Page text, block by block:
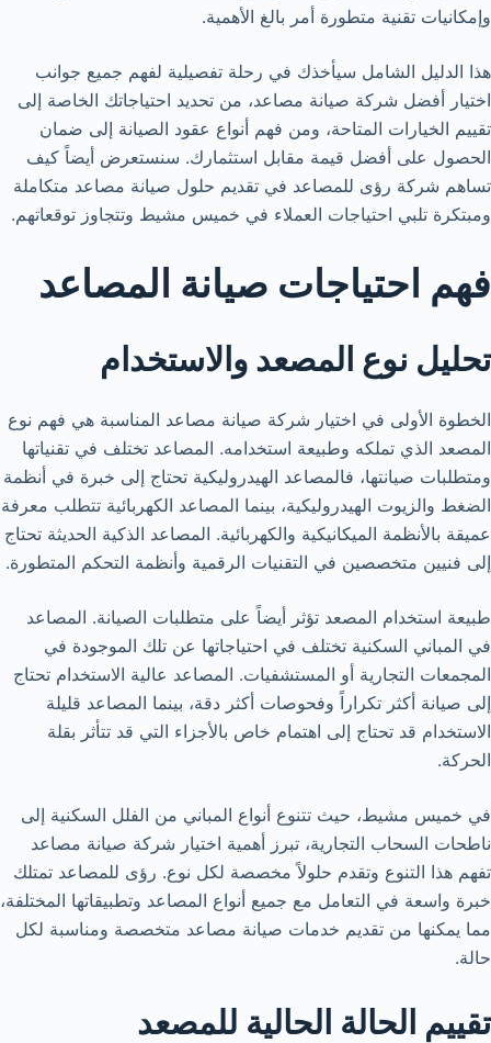
وإمكانيات تقنية متطورة أمر بالغ الأهمية.
هذا الدليل الشامل سيأخذك في رحلة تفصيلية لفهم جميع جوانب
اختيار أفضل شركة صيانة مصاعد، من تحديد احتياجاتك الخاصة إلى
تقييم الخيارات المتاحة، ومن فهم أنواع عقود الصيانة إلى ضمان
الحصول على أفضل قيمة مقابل استثمارك. سنستعرض أيضاً كيف
تساهم شركة رؤى للمصاعد في تقديم حلول صيانة مصاعد متكاملة
ومبتكرة تلبي احتياجات العملاء في خميس مشيط وتتجاوز توقعاتهم.
فهم احتياجات صيانة المصاعد
تحليل نوع المصعد والاستخدام
الخطوة الأولى في اختيار شركة صيانة مصاعد المناسبة هي فهم نوع
المصعد الذي تملكه وطبيعة استخدامه. المصاعد تختلف في تقنياتها
ومتطلبات صيانتها، فالمصاعد الهيدروليكية تحتاج إلى خبرة في أنظمة
الضغط والزيوت الهيدروليكية، بينما المصاعد الكهربائية تتطلب معرفة
عميقة بالأنظمة الميكانيكية والكهربائية. المصاعد الذكية الحديثة تحتاج
إلى فنيين متخصصين في التقنيات الرقمية وأنظمة التحكم المتطورة.
طبيعة استخدام المصعد تؤثر أيضاً على متطلبات الصيانة. المصاعد
في المباني السكنية تختلف في احتياجاتها عن تلك الموجودة في
المجمعات التجارية أو المستشفيات. المصاعد عالية الاستخدام تحتاج
إلى صيانة أكثر تكراراً وفحوصات أكثر دقة، بينما المصاعد قليلة
الاستخدام قد تحتاج إلى اهتمام خاص بالأجزاء التي قد تتأثر بقلة
الحركة.
في خميس مشيط، حيث تتنوع أنواع المباني من الفلل السكنية إلى
ناطحات السحاب التجارية، تبرز أهمية اختيار شركة صيانة مصاعد
تفهم هذا التنوع وتقدم حلولاً مخصصة لكل نوع. رؤى للمصاعد تمتلك
خبرة واسعة في التعامل مع جميع أنواع المصاعد وتطبيقاتها المختلفة،
مما يمكنها من تقديم خدمات صيانة مصاعد متخصصة ومناسبة لكل
حالة.
تقييم الحالة الحالية للمصعد